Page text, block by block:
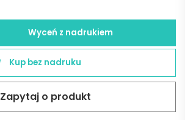
Wyceń z nadrukiem
Kup bez nadruku
Zapytaj o produkt